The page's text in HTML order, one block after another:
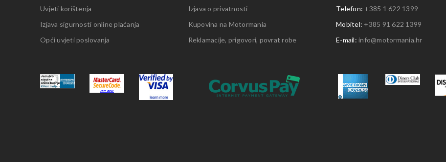
Uvjeti korištenja
Izjava sigurnosti online plaćanja
Opći uvjeti poslovanja
Izjava o privatnosti
Kupovina na Motormania
Reklamacije, prigovori, povrat robe
Telefon: +385 1 622 1399
Mobitel: +385 91 622 1399
E-mail: info@motormania.hr